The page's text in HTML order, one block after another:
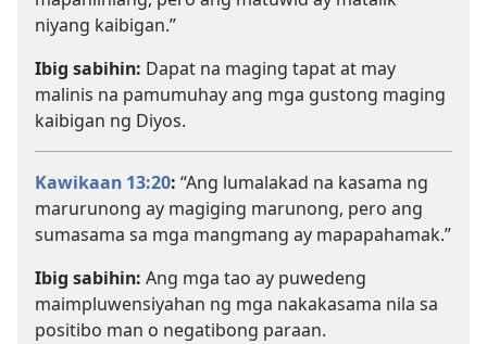
niyang kaibigan.”
Ibig sabihin: Dapat na maging tapat at may
malinis na pamumuhay ang mga gustong maging
kaibigan ng Diyos.
Kawikaan 13:20: “Ang lumalakad na kasama ng
marurunong ay magiging marunong, pero ang
sumasama sa mga mangmang ay mapapahamak.”
Ibig sabihin: Ang mga tao ay puwedeng
maimpluwensiyahan ng mga nakakasama nila sa
positibo man o negatibong paraan.